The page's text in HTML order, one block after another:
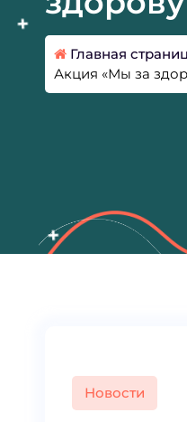
Главная
Акция «Мы за
Новости